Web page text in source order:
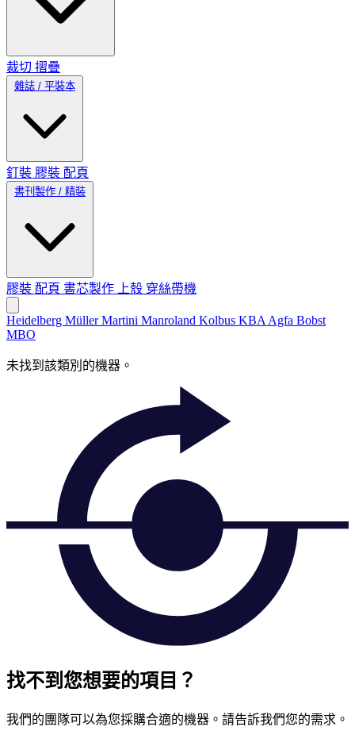
裁切 摺疊
雜誌 / 平裝本
釘裝 膠裝 配頁
書刊製作 / 精裝
膠裝 配頁 書芯製作 上殼 穿絲帶機
Heidelberg Müller Martini Manroland Kolbus KBA Agfa Bobst
MBO
未找到該類別的機器。
找不到您想要的項目？
我們的團隊可以為您採購合適的機器。請告訴我們您的需求。